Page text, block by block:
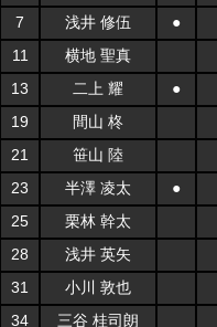
7
浅井 修伍 ●
11
横地 聖真
13
二上 耀 ●
19
間山 柊
21
笹山 陸
23
半澤 凌太 ●
25
栗林 幹太
28
浅井 英矢
31
小川 敦也
34
三谷 桂司朗